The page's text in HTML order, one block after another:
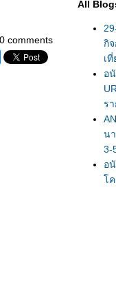
0 comments
All
กิ
เ
อ
ร
น
3-
อ
ค
ต